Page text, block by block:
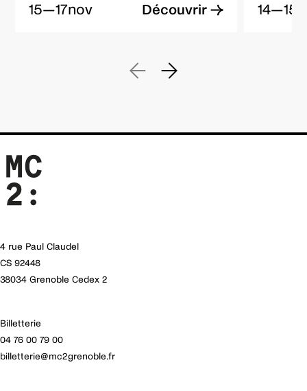
nov
15—17 Découvrir → 14—15
4 rue Paul Claudel
CS 92448
38034 Grenoble Cedex 2
Billetterie
04 76 00 79 00
billetterie@mc2grenoble.fr